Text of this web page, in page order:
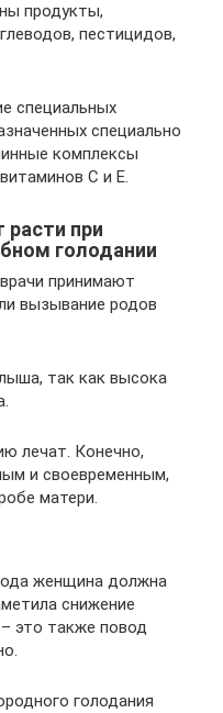
продукты,
пестицидов,
специальных
специально
комплексы
С и Е.
при
голодании
принимают
вызывание родов
так как высока
лечат. Конечно,
и своевременным,
матери.
женщина должна
снижение
это также повод
голодания